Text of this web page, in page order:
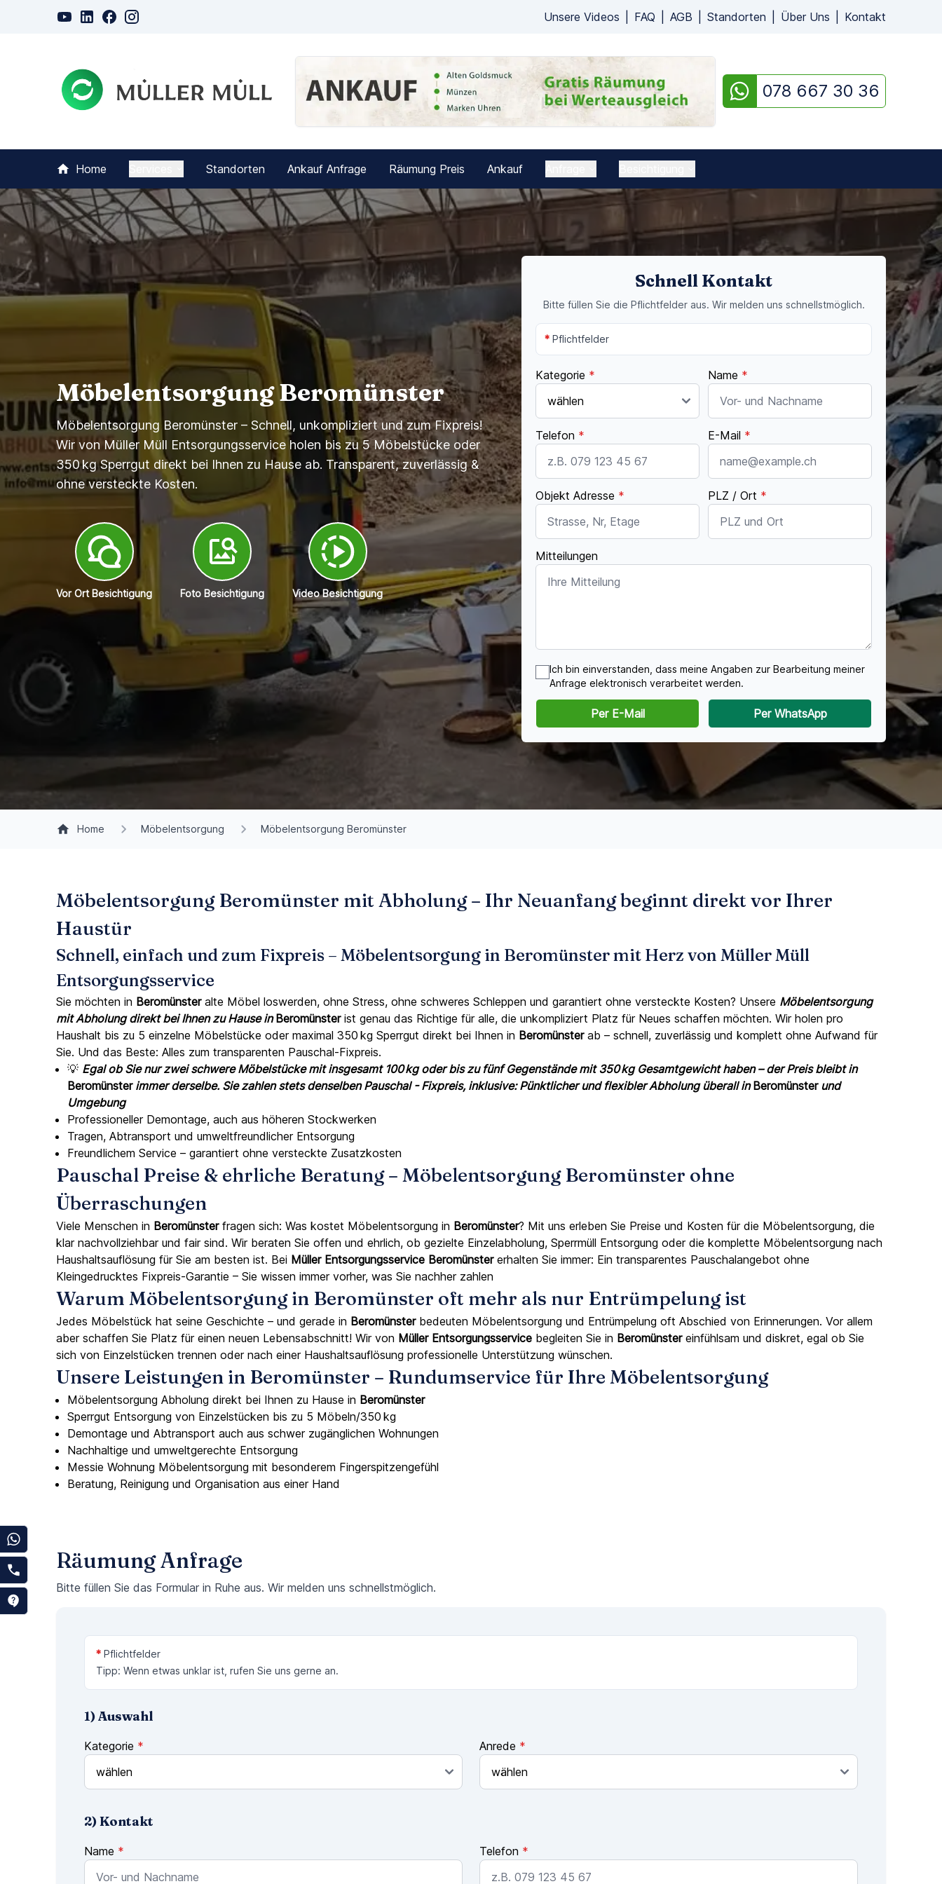
Unsere Videos FAQ AGB Standorten Über Uns Kontakt
078 667 30 36
Home Standorten Ankauf Anfrage Räumung Preis Ankauf
Möbelentsorgung Beromünster
Möbelentsorgung Beromünster – Schnell, unkompliziert und zum Fixpreis!
Wir von Müller Müll Entsorgungsservice holen bis zu 5 Möbelstücke oder
350 kg Sperrgut direkt bei Ihnen zu Hause ab. Transparent, zuverlässig &
ohne versteckte Kosten.
Vor Ort Besichtigung Foto Besichtigung Video Besichtigung
Schnell Kontakt
Bitte füllen Sie die Pflichtfelder aus. Wir melden uns schnellstmöglich.
* Pflichtfelder
Kategorie * Name *
Telefon * E-Mail *
Objekt Adresse * PLZ / Ort *
Mitteilungen
Ich bin einverstanden, dass meine Angaben zur Bearbeitung meiner
Anfrage elektronisch verarbeitet werden.
Per E-Mail Per WhatsApp
Home Möbelentsorgung Möbelentsorgung Beromünster
Möbelentsorgung Beromünster mit Abholung – Ihr Neuanfang beginnt direkt vor Ihrer
Haustür
Schnell, einfach und zum Fixpreis – Möbelentsorgung in Beromünster mit Herz von Müller Müll
Entsorgungsservice
Sie möchten in Beromünsteralte Möbel loswerden, ohne Stress, ohne schweres Schleppen und garantiert ohne versteckte Kosten? Unsere Möbelentsorgung
mit Abholung direkt bei Ihnen zu Hause inBeromünsterist genau das Richtige für alle, die unkompliziert Platz für Neues schaffen möchten. Wir holen pro
Haushalt bis zu 5 einzelne Möbelstücke oder maximal 350 kg Sperrgut direkt bei Ihnen in Beromünsterab – schnell, zuverlässig und komplett ohne Aufwand für
Sie. Und das Beste: Alles zum transparenten Pauschal-Fixpreis.
💡 Egal ob Sie nur zwei schwere Möbelstücke mit insgesamt 100 kg oder bis zu fünf Gegenstände mit 350 kg Gesamtgewicht haben – der Preis bleibt in
Beromünsterimmer derselbe. Sie zahlen stets denselben Pauschal - Fixpreis, inklusive: Pünktlicher und flexibler Abholung überall inBeromünsterund
Umgebung
Professioneller Demontage, auch aus höheren Stockwerken
Tragen, Abtransport und umweltfreundlicher Entsorgung
Freundlichem Service – garantiert ohne versteckte Zusatzkosten
Pauschal Preise & ehrliche Beratung – Möbelentsorgung Beromünster ohne
Überraschungen
Viele Menschen in Beromünsterfragen sich: Was kostet Möbelentsorgung in Beromünster? Mit uns erleben Sie Preise und Kosten für die Möbelentsorgung, die
klar nachvollziehbar und fair sind. Wir beraten Sie offen und ehrlich, ob gezielte Einzelabholung, Sperrmüll Entsorgung oder die komplette Möbelentsorgung nach
Haushaltsauflösung für Sie am besten ist. Bei Müller Entsorgungsservice Beromünstererhalten Sie immer: Ein transparentes Pauschalangebot ohne
Kleingedrucktes Fixpreis-Garantie – Sie wissen immer vorher, was Sie nachher zahlen
Warum Möbelentsorgung in Beromünster oft mehr als nur Entrümpelung ist
Jedes Möbelstück hat seine Geschichte – und gerade in Beromünsterbedeuten Möbelentsorgung und Entrümpelung oft Abschied von Erinnerungen. Vor allem
aber schaffen Sie Platz für einen neuen Lebensabschnitt! Wir von Müller Entsorgungsservice begleiten Sie in Beromünstereinfühlsam und diskret, egal ob Sie
sich von Einzelstücken trennen oder nach einer Haushaltsauflösung professionelle Unterstützung wünschen.
Unsere Leistungen in Beromünster – Rundumservice für Ihre Möbelentsorgung
Möbelentsorgung Abholung direkt bei Ihnen zu Hause in Beromünster
Sperrgut Entsorgung von Einzelstücken bis zu 5 Möbeln/350 kg
Demontage und Abtransport auch aus schwer zugänglichen Wohnungen
Nachhaltige und umweltgerechte Entsorgung
Messie Wohnung Möbelentsorgung mit besonderem Fingerspitzengefühl
Beratung, Reinigung und Organisation aus einer Hand
Räumung Anfrage
Bitte füllen Sie das Formular in Ruhe aus. Wir melden uns schnellstmöglich.
* Pflichtfelder
Tipp: Wenn etwas unklar ist, rufen Sie uns gerne an.
1) Auswahl
Kategorie * Anrede *
2) Kontakt
Name * Telefon *